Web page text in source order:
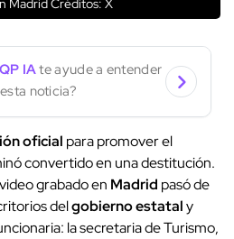
MadridCréditos: X
QP IAte ayude a entender
esta noticia?
oficial para promover el
convertido en una destitución.
grabado en Madrid pasó de
delgobierno estataly
la secretaria de Turismo,